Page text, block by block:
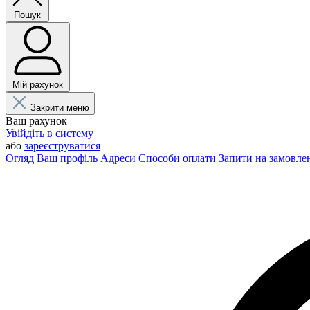
Пошук
Мій рахунок
Закрити меню
Ваш рахунок
Увійдіть в систему
або зареєструватися
Огляд Ваш профіль Адреси Способи оплати Запити на